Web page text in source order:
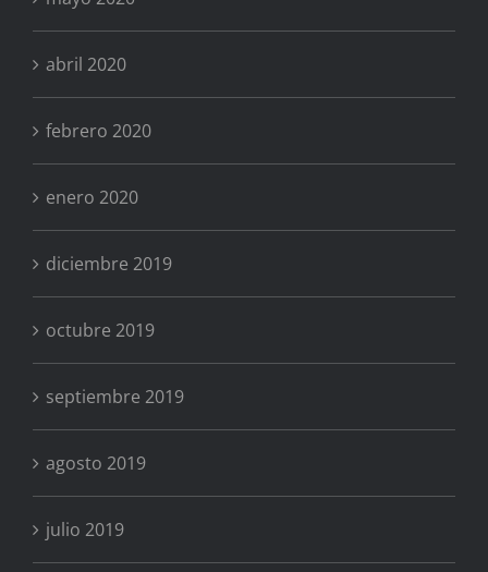
abril 2020
febrero 2020
enero 2020
diciembre 2019
octubre 2019
septiembre 2019
agosto 2019
julio 2019